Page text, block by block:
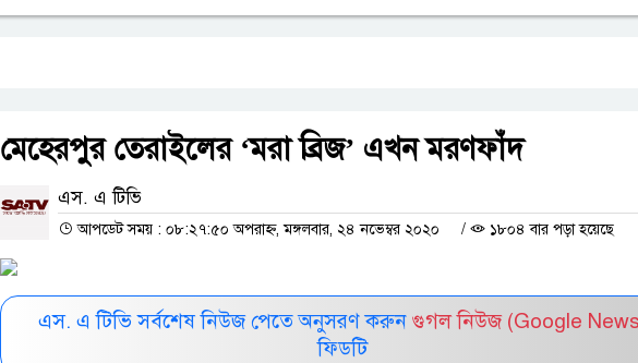
মেহেরপুর তেরাইলের ‘মরা ব্রিজ’ এখন মরণফাঁদ
এস. এ টিভি
আপডেট সময় : ০৮:২৭:৫০ অপরাহ্ন, মঙ্গলবার, ২৪ নভেম্বর ২০২০ / ১৮০৪ বার পড়া হয়েছে
এস. এ টিভি সর্বশেষ নিউজ পেতে অনুসরণ করুন গুগল নিউজ (Google
ফিডটি